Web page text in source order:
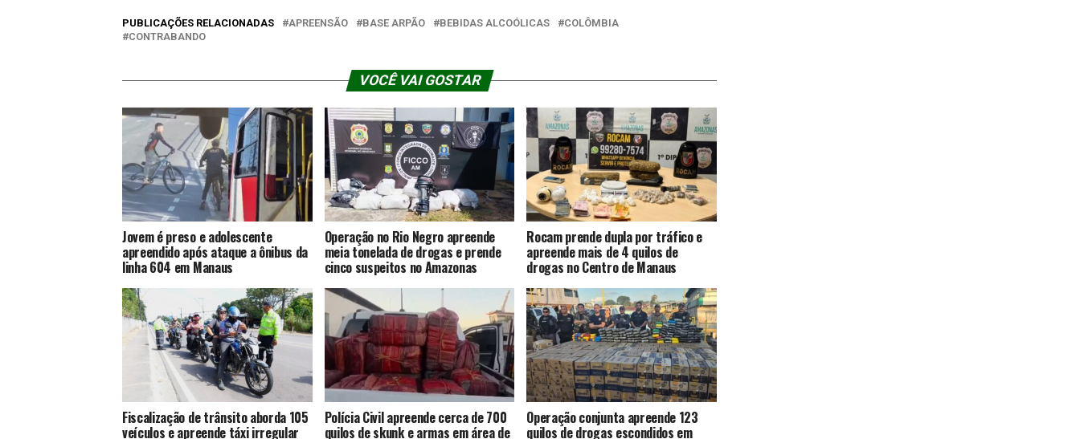
PUBLICAÇÕES RELACIONADAS APREENSÃO BASE ARPÃO BEBIDAS ALCOÓLICAS
COLÔMBIA
CONTRABANDO
VOCÊ VAI GOSTAR
Jovem é preso e adolescente
apreendido após ataque a ônibus da
linha 604 em Manaus
Operação no Rio Negro apreende
meia tonelada de drogas e prende
cinco suspeitos no Amazonas
Rocam prende dupla por tráfico e
apreende mais de 4 quilos de
drogas no Centro de Manaus
Fiscalização de trânsito aborda 105
veículos e apreende táxi irregular
Polícia Civil apreende cerca de 700
quilos de skunk e armas em área de
Operação conjunta apreende 123
quilos de drogas escondidos em